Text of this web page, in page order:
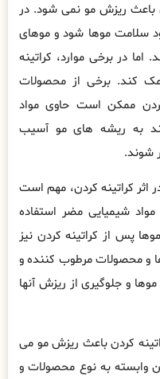
باعث ریزش مو نمی شود. در
سلامت موها شود و موهای
در برخی موارد، کراتینه
کند. برخی از محصولات
کردن ممکن است حاوی مواد
به ریشه های مو آسیب
شوند.
اثر کراتینه کردن، مهم است
شیمیایی مضر استفاده
پس از کراتینه کردن نیز
و محصولات مرطوب کننده و
و جلوگیری از ریزش آنها
کردن باعث ریزش مو می
وابسته به نوع محصولات و